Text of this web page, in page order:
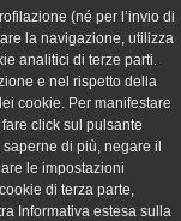
(né per l’invio di
la navigazione, utilizza
analitici di terze parti.
e nel rispetto della
cookie. Per manifestare
click sul pulsante
di più, negare il
le impostazioni
di terza parte,
Informativa estesa sulla